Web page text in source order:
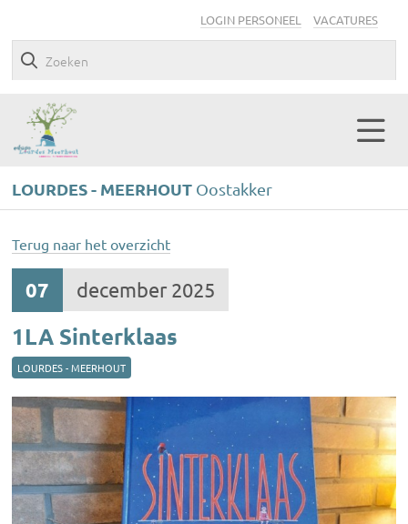
LOGIN PERSONEEL VACATURES
LOURDES - MEERHOUT Oostakker
Terug naar het overzicht
07 december 2025
1LA Sinterklaas
LOURDES - MEERHOUT